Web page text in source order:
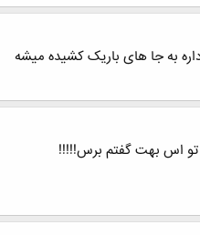
داره به جا های باریک کشیده میشه
تو اس بهت گفتم برس!!!!!